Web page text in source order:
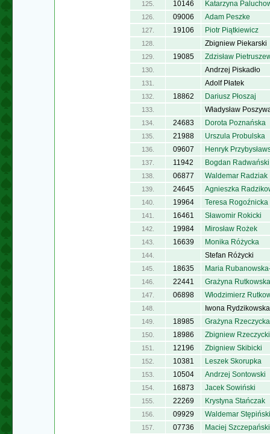
125. 10146 Katarzyna
126. 09006 Adam Peszke
127. 19106 Piotr Piątkiewicz
128. Zbigniew Piekarski
129. 19085 Zdzisław
130. Andrzej Piskadło
131. Adolf Płatek
132. 18862 Dariusz Płoszaj
133. Władysław
134. 24683 Dorota Poznańska
135. 21988 Urszula Probulska
136. 09607 Henryk
137. 11942 Bogdan Radwański
138. 06877 Waldemar Radziak
139. 24645 Agnieszka
140. 19964 Teresa Rogoźnicka
141. 16461 Sławomir Rokicki
142. 19984 Mirosław Rożek
143. 16639 Monika Różycka
144. Stefan Różycki
145. 18635 Maria
146. 22441 Grażyna Rutkowska
147. 06898 Włodzimierz
148. Iwona Rydzikowska
149. 18985 Grażyna Rzeczycka
150. 18986 Zbigniew Rzeczycki
151. 12196 Zbigniew Skibicki
152. 10381 Leszek Skorupka
153. 10504 Andrzej Sontowski
154. 16873 Jacek Sowiński
155. 22269 Krystyna Stańczak
156. 09929 Waldemar Stępiński
157. 07736 Maciej Szczepański